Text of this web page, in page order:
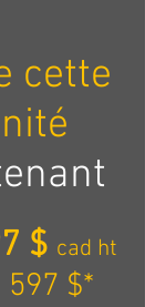
cette
7 $ cad ht
$*